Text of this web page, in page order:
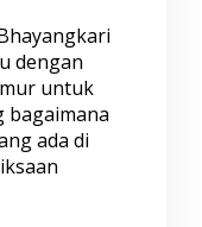
dengan
untuk
bagaimana
ada di